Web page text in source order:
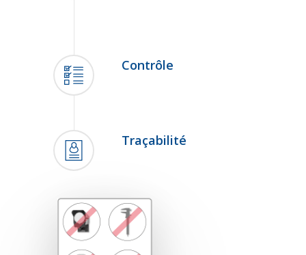
Contrôle
Traçabilité